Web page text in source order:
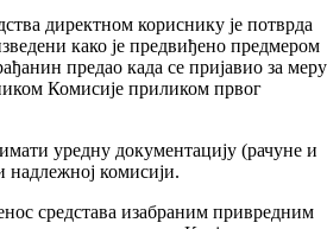
директном кориснику је потврда
како је предвиђено предмером
предао када се пријавио за меру
Комисије приликом првог
уредну документацију (рачуне и
надлежној комисији.
средстава изабраним привредним